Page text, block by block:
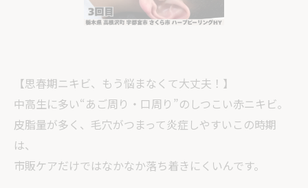
【思春期ニキビ、もう悩まなくて大丈夫！】
中高生に多い“あご周り・口周り”のしつこい赤ニキビ。
皮脂量が多く、毛穴がつまって炎症しやすいこの時期
は、
市販ケアだけではなかなか落ち着きにくいんです。